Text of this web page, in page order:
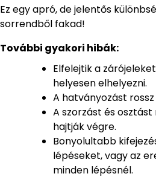
Ez egy apró, de jelentős
sorrendből fakad!
További gyakori hibák:
Elfelejtik a
helyesen elhelyezni.
A hatványozást
A szorzást és
hajtják végre.
Bonyolultabb
lépéseket, vagy az
minden lépésnél.